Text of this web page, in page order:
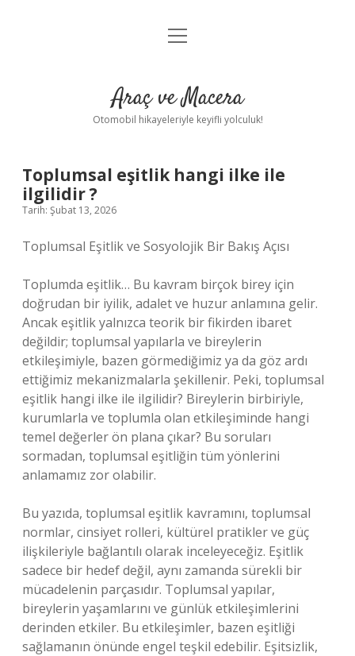
Anasayfa
Yasal Uyarı
menüyü
Araç ve Macera
Otomobil hikayeleriyle keyifli yolculuk!
Toplumsal eşitlik hangi ilke ile
ilgilidir ?
Tarih: Şubat 13, 2026
Toplumsal Eşitlik ve Sosyolojik Bir Bakış Açısı
Toplumda eşitlik… Bu kavram birçok birey için
doğrudan bir iyilik, adalet ve huzur anlamına gelir.
Ancak eşitlik yalnızca teorik bir fikirden ibaret
değildir; toplumsal yapılarla ve bireylerin
etkileşimiyle, bazen görmediğimiz ya da göz ardı
ettiğimiz mekanizmalarla şekillenir. Peki, toplumsal
eşitlik hangi ilke ile ilgilidir? Bireylerin birbiriyle,
kurumlarla ve toplumla olan etkileşiminde hangi
temel değerler ön plana çıkar? Bu soruları
sormadan, toplumsal eşitliğin tüm yönlerini
anlamamız zor olabilir.
Bu yazıda, toplumsal eşitlik kavramını, toplumsal
normlar, cinsiyet rolleri, kültürel pratikler ve güç
ilişkileriyle bağlantılı olarak inceleyeceğiz. Eşitlik
sadece bir hedef değil, aynı zamanda sürekli bir
mücadelenin parçasıdır. Toplumsal yapılar,
bireylerin yaşamlarını ve günlük etkileşimlerini
derinden etkiler. Bu etkileşimler, bazen eşitliği
sağlamanın önünde engel teşkil edebilir. Eşitsizlik,